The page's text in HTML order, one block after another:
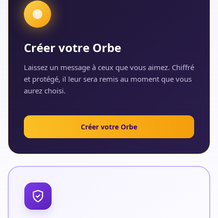
Créer votre Orbe
Laissez un message à ceux que vous aimez. Chiffré
et protégé, il leur sera remis au moment que vous
aurez choisi.
Créer votre Orbe